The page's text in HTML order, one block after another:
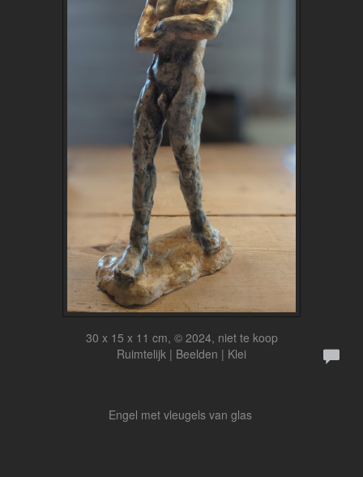
30 x 15 x 11 cm, © 2024, niet te koop
Ruimtelijk | Beelden | Klei
Engel met vleugels van glas